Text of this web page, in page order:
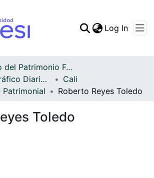
Statistics
Log In
Archivo del Patrimonio Fotográfico y Fílmico del Valle del Cauca
Fondo Fotográfico Diario Occidente
Cali
Patrimonial
Roberto Reyes Toledo
Toledo